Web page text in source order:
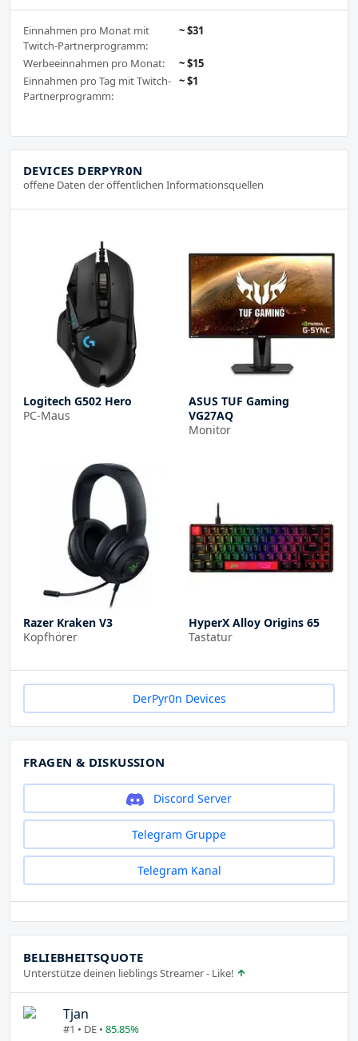
Einnahmen pro Monat mit
Twitch-Partnerprogramm:
~ $31
Werbeeinnahmen pro Monat:
~ $15
Einnahmen pro Tag mit Twitch-
Partnerprogramm:
~ $1
DEVICES DERPYR0N
offene Daten der öffentlichen Informationsquellen
Logitech G502 Hero
PC-Maus
ASUS TUF Gaming
VG27AQ
Monitor
Razer Kraken V3
Kopfhörer
HyperX Alloy Origins 65
Tastatur
DerPyr0n Devices
FRAGEN & DISKUSSION
Discord Server
Telegram Gruppe
Telegram Kanal
BELIEBHEITSQUOTE
Unterstütze deinen lieblings Streamer - Like!
Tjan
#1 • DE • 85.85%